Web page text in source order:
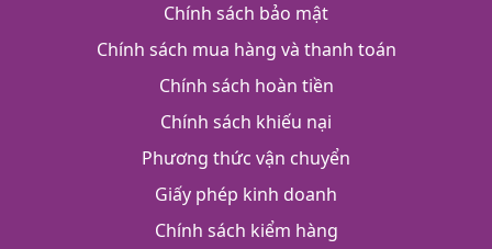
Chính sách bảo mật
Chính sách mua hàng và thanh toán
Chính sách hoàn tiền
Chính sách khiếu nại
Phương thức vận chuyển
Giấy phép kinh doanh
Chính sách kiểm hàng